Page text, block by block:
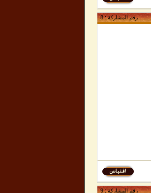
رقم المشاركة :8
رقم المشاركة :9